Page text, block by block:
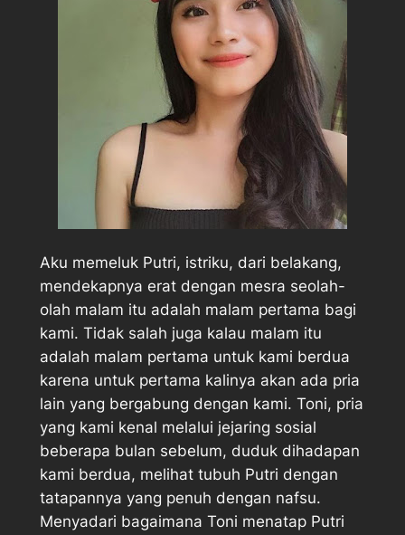
Aku memeluk Putri, istriku, dari belakang,
mendekapnya erat dengan mesra seolah-
olah malam itu adalah malam pertama bagi
kami. Tidak salah juga kalau malam itu
adalah malam pertama untuk kami berdua
karena untuk pertama kalinya akan ada pria
lain yang bergabung dengan kami. Toni, pria
yang kami kenal melalui jejaring sosial
beberapa bulan sebelum, duduk dihadapan
kami berdua, melihat tubuh Putri dengan
tatapannya yang penuh dengan nafsu.
Menyadari bagaimana Toni menatap Putri